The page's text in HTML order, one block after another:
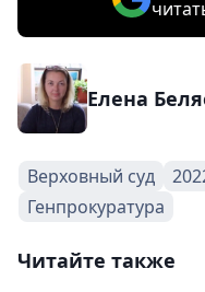
Елена
Верховный суд
Генпрокуратура
Читайте также